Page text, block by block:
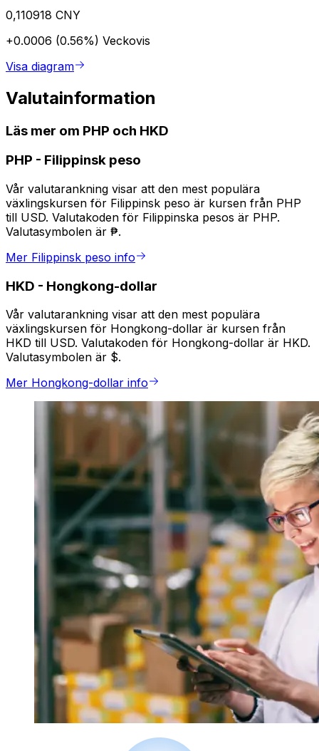
0,110918 CNY
+0.0006 (0.56%) Veckovis
Visa diagram
Valutainformation
Läs mer om PHP och HKD
PHP - Filippinsk peso
Vår valutarankning visar att den mest populära
växlingskursen för Filippinsk peso är kursen från PHP
till USD. Valutakoden för Filippinska pesos är PHP.
Valutasymbolen är ₱.
Mer Filippinsk peso info
HKD - Hongkong-dollar
Vår valutarankning visar att den mest populära
växlingskursen för Hongkong-dollar är kursen från
HKD till USD. Valutakoden för Hongkong-dollar är HKD.
Valutasymbolen är $.
Mer Hongkong-dollar info